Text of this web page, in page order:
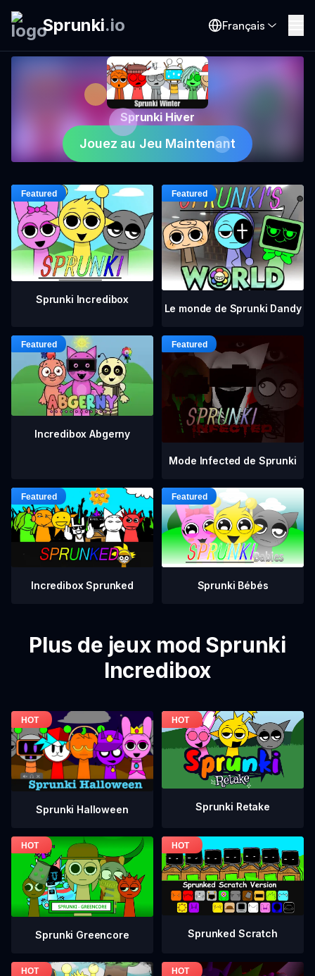
Sprunki.io Français
Sprunki Hiver
Jouez au Jeu Maintenant
Sprunki Incredibox
Le monde de Sprunki Dandy
Incredibox Abgerny
Mode Infected de Sprunki
Incredibox Sprunked Sprunki Bébés
Plus de jeux mod Sprunki
Incredibox
Sprunki Halloween Sprunki Retake
Sprunki Greencore Sprunked Scratch